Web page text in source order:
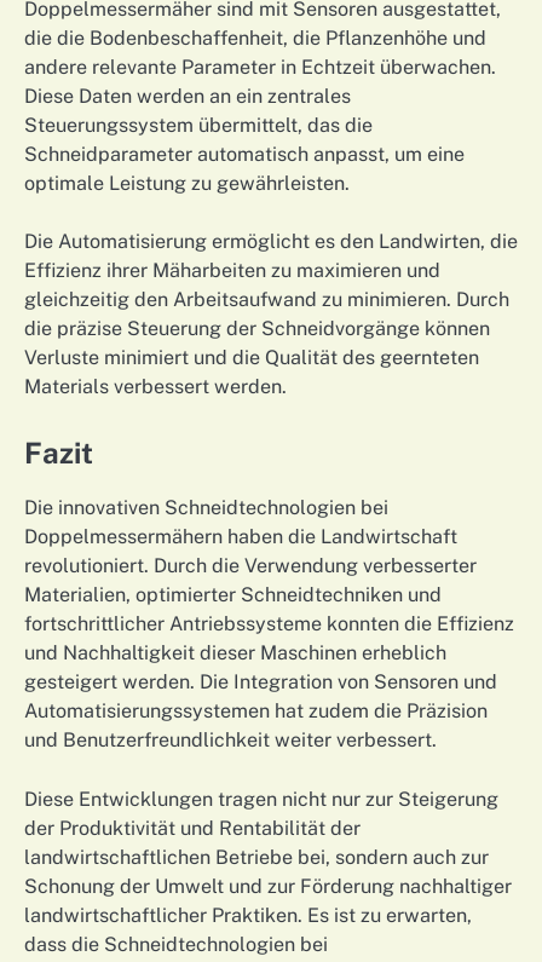
Doppelmessermäher sind mit Sensoren ausgestattet,
die die Bodenbeschaffenheit, die Pflanzenhöhe und
andere relevante Parameter in Echtzeit überwachen.
Diese Daten werden an ein zentrales
Steuerungssystem übermittelt, das die
Schneidparameter automatisch anpasst, um eine
optimale Leistung zu gewährleisten.
Die Automatisierung ermöglicht es den Landwirten, die
Effizienz ihrer Mäharbeiten zu maximieren und
gleichzeitig den Arbeitsaufwand zu minimieren. Durch
die präzise Steuerung der Schneidvorgänge können
Verluste minimiert und die Qualität des geernteten
Materials verbessert werden.
Fazit
Die innovativen Schneidtechnologien bei
Doppelmessermähern haben die Landwirtschaft
revolutioniert. Durch die Verwendung verbesserter
Materialien, optimierter Schneidtechniken und
fortschrittlicher Antriebssysteme konnten die Effizienz
und Nachhaltigkeit dieser Maschinen erheblich
gesteigert werden. Die Integration von Sensoren und
Automatisierungssystemen hat zudem die Präzision
und Benutzerfreundlichkeit weiter verbessert.
Diese Entwicklungen tragen nicht nur zur Steigerung
der Produktivität und Rentabilität der
landwirtschaftlichen Betriebe bei, sondern auch zur
Schonung der Umwelt und zur Förderung nachhaltiger
landwirtschaftlicher Praktiken. Es ist zu erwarten,
dass die Schneidtechnologien bei